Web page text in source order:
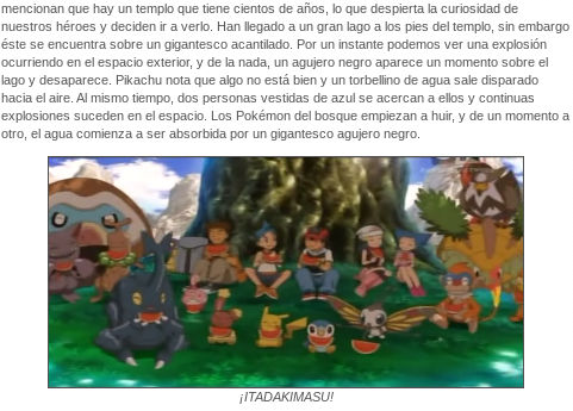
mencionan que hay un templo que tiene cientos de años, lo que despierta la curiosidad de
nuestros héroes y deciden ir a verlo. Han llegado a un gran lago a los pies del templo, sin embargo
éste se encuentra sobre un gigantesco acantilado. Por un instante podemos ver una explosión
ocurriendo en el espacio exterior, y de la nada, un agujero negro aparece un momento sobre el
lago y desaparece. Pikachu nota que algo no está bien y un torbellino de agua sale disparado
hacia el aire. Al mismo tiempo, dos personas vestidas de azul se acercan a ellos y continuas
explosiones suceden en el espacio. Los Pokémon del bosque empiezan a huir, y de un momento a
otro, el agua comienza a ser absorbida por un gigantesco agujero negro.
¡ITADAKIMASU!